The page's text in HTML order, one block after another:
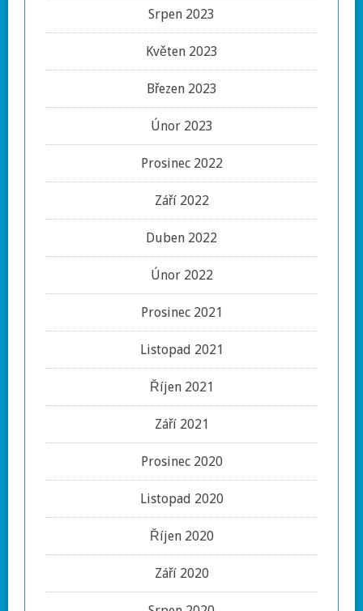
Srpen 2023
Květen 2023
Březen 2023
Únor 2023
Prosinec 2022
Září 2022
Duben 2022
Únor 2022
Prosinec 2021
Listopad 2021
Říjen 2021
Září 2021
Prosinec 2020
Listopad 2020
Říjen 2020
Září 2020